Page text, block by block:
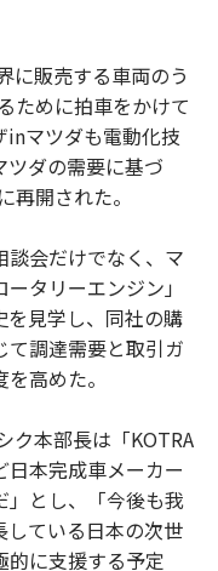
に販売する車両のう
ために拍車をかけて
inマツダも電動化技
ダの需要に基づ
再開された。
会だけでなく、マ
タリーエンジン」
を見学し、同社の購
て調達需要と取引ガ
高めた。
ク本部長は「KOTRA
本完成車メーカー
」とし、「今後も我
ている日本の次世
的に支援する予定